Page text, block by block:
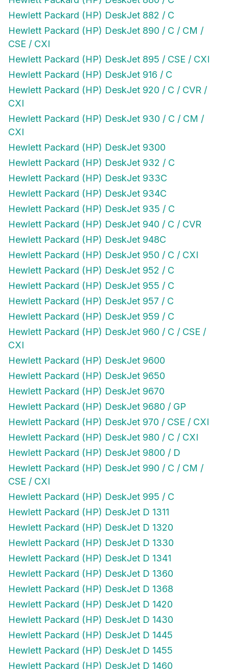
Hewlett Packard (HP) DeskJet 882 / C
Hewlett Packard (HP) DeskJet 890 / C / CM /
CSE / CXI
Hewlett Packard (HP) DeskJet 895 / CSE / CXI
Hewlett Packard (HP) DeskJet 916 / C
Hewlett Packard (HP) DeskJet 920 / C / CVR /
Hewlett Packard (HP) DeskJet 930 / C / CM /
Hewlett Packard (HP) DeskJet 9300
Hewlett Packard (HP) DeskJet 932 / C
Hewlett Packard (HP) DeskJet 933C
Hewlett Packard (HP) DeskJet 934C
Hewlett Packard (HP) DeskJet 935 / C
Hewlett Packard (HP) DeskJet 940 / C / CVR
Hewlett Packard (HP) DeskJet 948C
Hewlett Packard (HP) DeskJet 950 / C / CXI
Hewlett Packard (HP) DeskJet 952 / C
Hewlett Packard (HP) DeskJet 955 / C
Hewlett Packard (HP) DeskJet 957 / C
Hewlett Packard (HP) DeskJet 959 / C
Hewlett Packard (HP) DeskJet 960 / C / CSE /
Hewlett Packard (HP) DeskJet 9600
Hewlett Packard (HP) DeskJet 9650
Hewlett Packard (HP) DeskJet 9670
Hewlett Packard (HP) DeskJet 9680 / GP
Hewlett Packard (HP) DeskJet 970 / CSE / CXI
Hewlett Packard (HP) DeskJet 980 / C / CXI
Hewlett Packard (HP) DeskJet 9800 / D
Hewlett Packard (HP) DeskJet 990 / C / CM /
CSE / CXI
Hewlett Packard (HP) DeskJet 995 / C
Hewlett Packard (HP) DeskJet D 1311
Hewlett Packard (HP) DeskJet D 1320
Hewlett Packard (HP) DeskJet D 1330
Hewlett Packard (HP) DeskJet D 1341
Hewlett Packard (HP) DeskJet D 1360
Hewlett Packard (HP) DeskJet D 1368
Hewlett Packard (HP) DeskJet D 1420
Hewlett Packard (HP) DeskJet D 1430
Hewlett Packard (HP) DeskJet D 1445
Hewlett Packard (HP) DeskJet D 1455
Hewlett Packard (HP) DeskJet D 1460